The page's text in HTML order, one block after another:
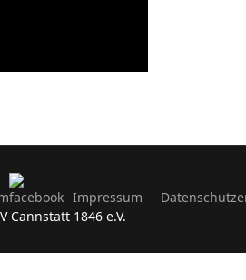
Impressum
Cannstatt 1846 e.V.